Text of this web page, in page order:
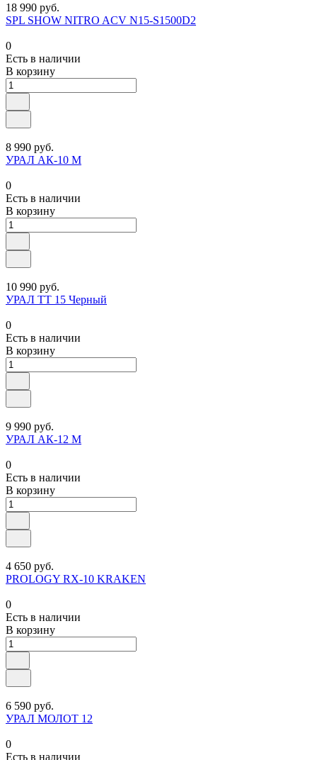
18 990 руб.
SPL SHOW NITRO ACV N15-S1500D2
0
Есть в наличии
В корзину
8 990 руб.
УРАЛ АК-10 М
0
Есть в наличии
В корзину
10 990 руб.
УРАЛ TT 15 Черный
0
Есть в наличии
В корзину
9 990 руб.
УРАЛ АК-12 М
0
Есть в наличии
В корзину
4 650 руб.
PROLOGY RX-10 KRAKEN
0
Есть в наличии
В корзину
6 590 руб.
УРАЛ МОЛОТ 12
0
Есть в наличии